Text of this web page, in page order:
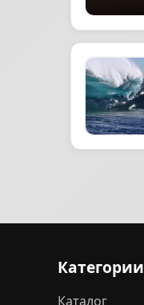
Категории
Каталог